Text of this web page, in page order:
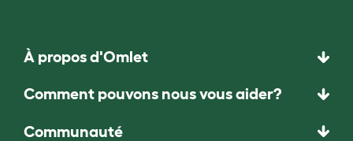
À propos d'Omlet
Comment pouvons nous vous aider?
Communauté